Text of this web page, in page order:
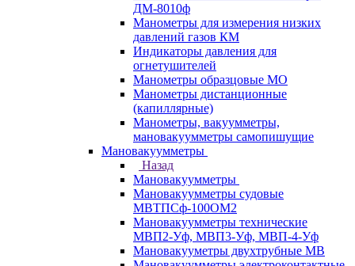
ДМ-8010ф
Манометры для измерения низких
давлений газов КМ
Индикаторы давления для
огнетушителей
Манометры образцовые МО
Манометры дистанционные
(капиллярные)
Манометры, вакуумметры,
мановакуумметры самопишущие
Мановакуумметры
Назад
Мановакуумметры
Мановакуумметры судовые
МВТПСф-100ОМ2
Мановакуумметры технические
МВП2-Уф, МВП3-Уф, МВП-4-Уф
Мановакууметры двухтрубные МВ